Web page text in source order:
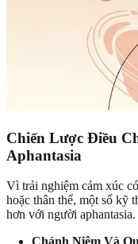
Chiến Lược Điều
Aphantasia
Vì trải nghiệm cảm xúc
hoặc thân thể, một số kỹ
hơn với người aphantasia.